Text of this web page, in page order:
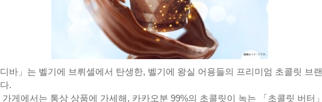
디바」는 벨기에 브뤼셀에서 탄생한, 벨기에 왕실 어용들의 프리미엄 초콜릿 브
.​
가게에서는 통상 상품에 가세해, 카카오분 99%의 초콜릿이 녹는 「초콜릿 버터